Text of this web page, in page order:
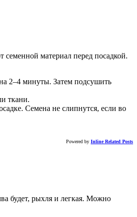
материал перед посадкой.
2–4 минуты. Затем подсушить
ткани.
Семена не слипнутся, если во
Powered by Inline Related Posts
будет, рыхля и легкая. Можно